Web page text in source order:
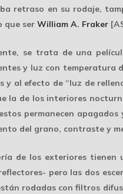
retraso en su rodaje,
que ser William A. Fraker
se trata de una
y luz con temperatura
y al efecto de “luz de
la de los interiores
permanecen
del grano, contraste y
de los exteriores tienen
pero las dos
rodadas con filtros